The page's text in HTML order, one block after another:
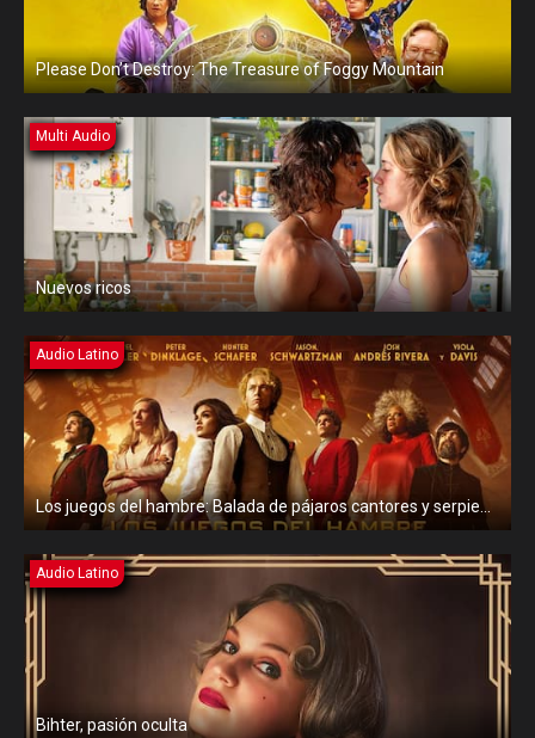
Please Don’t Destroy: The Treasure of Foggy Mountain
Multi Audio
Nuevos ricos
Audio Latino
Los juegos del hambre: Balada de pájaros cantores y serpientes
Audio Latino
Bihter, pasión oculta